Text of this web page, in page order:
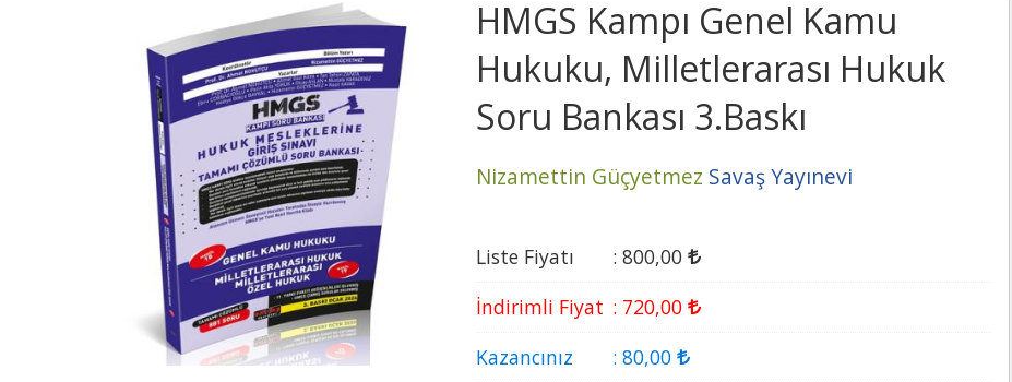
HMGS Kampı Genel Kamu
Hukuku, Milletlerarası Hukuk
Soru Bankası 3.Baskı
Nizamettin Güçyetmez Savaş Yayınevi
Liste Fiyatı : 800,00
İndirimli Fiyat : 720,00
Kazancınız
: 80,00